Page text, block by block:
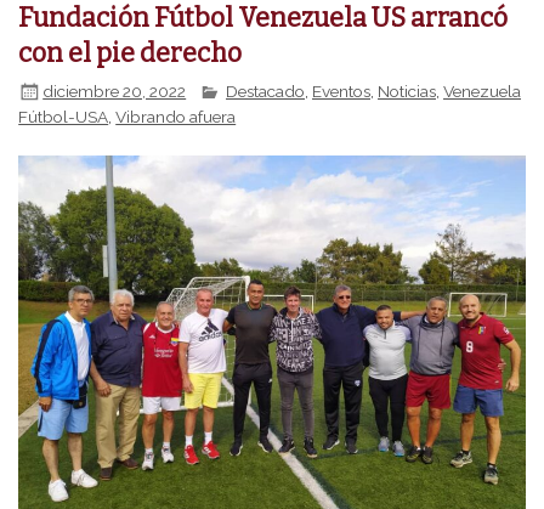
Fundación Fútbol Venezuela US arrancó
con el pie derecho
diciembre 20, 2022 Destacado Eventos Noticias ,Venezuela
Fútbol-USA,Vibrando afuera